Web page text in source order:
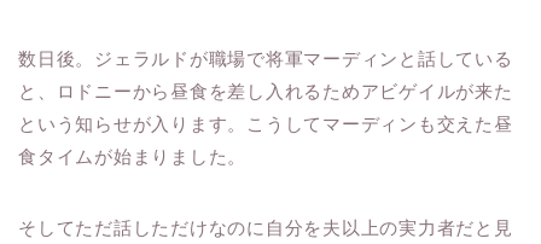
数日後。ジェラルドが職場で将軍マーディンと話している
と、ロドニーから昼食を差し入れるためアビゲイルが来た
という知らせが入ります。こうしてマーディンも交えた昼
食タイムが始まりました。
そしてただ話しただけなのに自分を夫以上の実力者だと見